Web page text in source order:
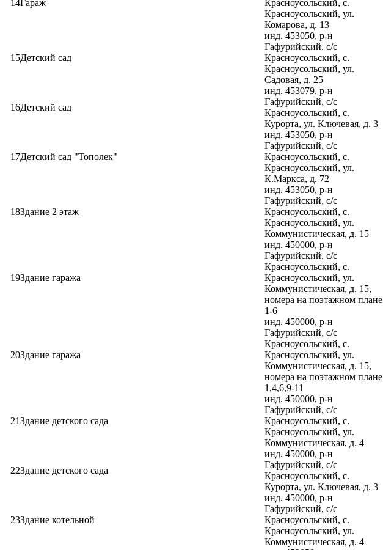
14Гараж
Красноусольский, с.
Красноусольский, ул.
Комарова, д. 13
15Детский сад
инд. 453050, р-н
Гафурийский, с/с
Красноусольский, с.
Красноусольский, ул.
Садовая, д. 25
16Детский сад
инд. 453079, р-н
Гафурийский, с/с
Красноусольский, с.
Курорта, ул. Ключевая, д. 3
17Детский сад "Тополек"
инд. 453050, р-н
Гафурийский, с/с
Красноусольский, с.
Красноусольский, ул.
К.Маркса, д. 72
18Здание 2 этаж
инд. 453050, р-н
Гафурийский, с/с
Красноусольский, с.
Красноусольский, ул.
Коммунистическая, д. 15
19Здание гаража
инд. 450000, р-н
Гафурийский, с/с
Красноусольский, с.
Красноусольский, ул.
Коммунистическая, д. 15,
номера на поэтажном плане
1-6
20Здание гаража
инд. 450000, р-н
Гафурийский, с/с
Красноусольский, с.
Красноусольский, ул.
Коммунистическая, д. 15,
номера на поэтажном плане
1,4,6,9-11
21Здание детского сада
инд. 450000, р-н
Гафурийский, с/с
Красноусольский, с.
Красноусольский, ул.
Коммунистическая, д. 4
22Здание детского сада
инд. 450000, р-н
Гафурийский, с/с
Красноусольский, с.
Курорта, ул. Ключевая, д. 3
23Здание котельной
инд. 450000, р-н
Гафурийский, с/с
Красноусольский, с.
Красноусольский, ул.
Коммунистическая, д. 4